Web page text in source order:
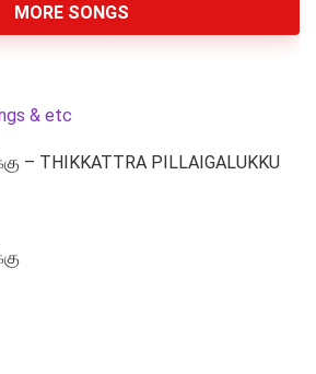
MORE SONGS
& etc
– THIKKATTRA PILLAIGALUKKU